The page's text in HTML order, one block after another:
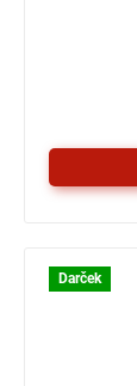
Darček